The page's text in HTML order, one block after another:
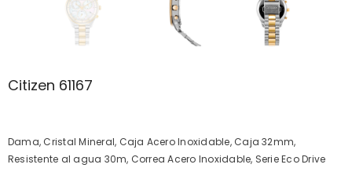
Citizen 61167
Dama, Cristal Mineral, Caja Acero Inoxidable, Caja 32mm,
Resistente al agua 30m, Correa Acero Inoxidable, Serie Eco Drive